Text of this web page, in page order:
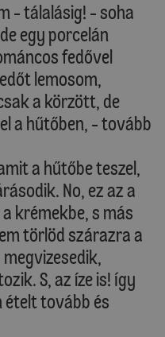
- tálalásig! - soha
egy porcelán
fedővel
lemosom,
a körzött, de
a hűtőben, - tovább
a hűtőbe teszel,
No, ez az a
krémekbe, s más
törlöd szárazra a
S, az íze is! Így
ételt tovább és